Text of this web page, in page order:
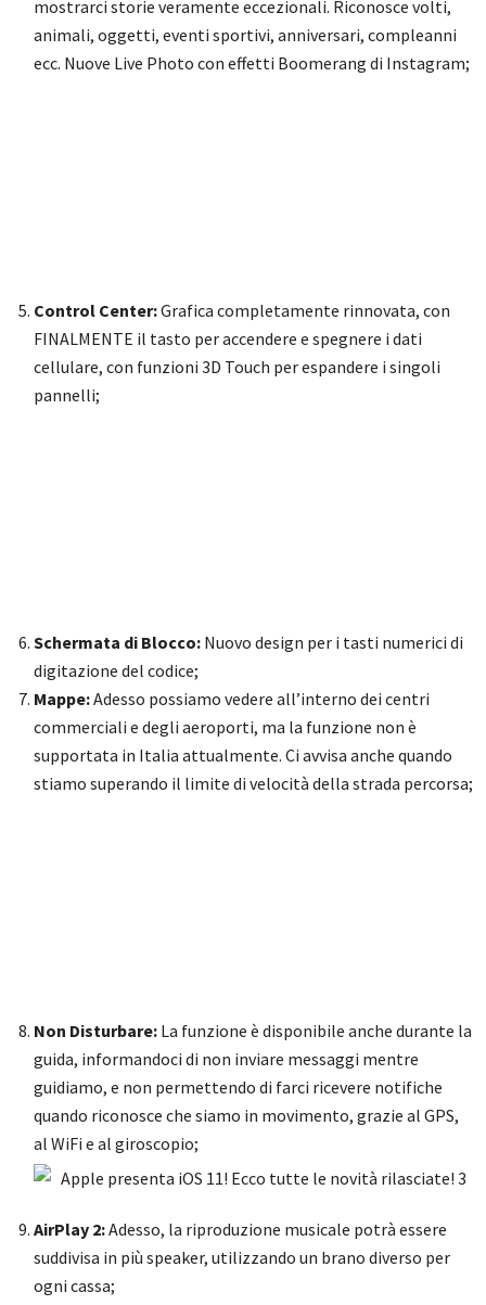
mostrarci storie veramente eccezionali. Riconosce volti,
animali, oggetti, eventi sportivi, anniversari, compleanni
ecc. Nuove Live Photo con effetti Boomerang di Instagram;
Control Center:Grafica completamente rinnovata, con
FINALMENTE il tasto per accendere e spegnere i dati
cellulare, con funzioni 3D Touch per espandere i singoli
pannelli;
Schermata di Blocco: Nuovo design per i tasti numerici di
digitazione del codice;
Mappe:Adesso possiamo vedere all’interno dei centri
commerciali e degli aeroporti, ma la funzione non è
supportata in Italia attualmente. Ci avvisa anche quando
stiamo superando il limite di velocità della strada percorsa;
Non Disturbare: La funzione è disponibile anche durante la
guida, informandoci di non inviare messaggi mentre
guidiamo, e non permettendo di farci ricevere notifiche
quando riconosce che siamo in movimento, grazie al GPS,
al WiFi e al giroscopio;
AirPlay 2:Adesso, la riproduzione musicale potrà essere
suddivisa in più speaker, utilizzando un brano diverso per
ogni cassa;